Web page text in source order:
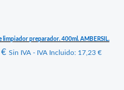
limpiador preparador. 400ml. AMBERSIL.
€ Sin IVA - IVA Incluido: 17,23 €